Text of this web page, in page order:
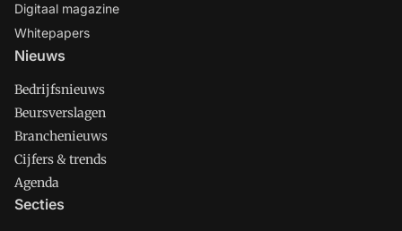
Digitaal magazine
Whitepapers
Nieuws
Bedrijfsnieuws
Beursverslagen
Branchenieuws
Cijfers & trends
Agenda
Secties